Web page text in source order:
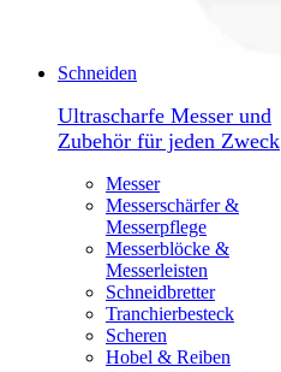
Schneiden
Ultrascharfe Messer und
Zubehör für jeden Zweck
Messer
Messerschärfer &
Messerpflege
Messerblöcke &
Messerleisten
Schneidbretter
Tranchierbesteck
Scheren
Hobel & Reiben